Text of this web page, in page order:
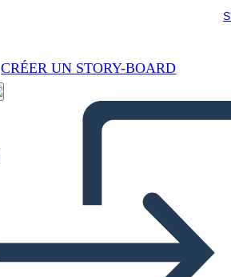
CRÉER UN STORY-BOARD